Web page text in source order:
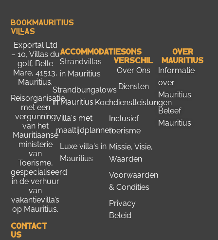
Bookmauritius
Villas
Exportal Ltd
– 10, Villas du
golf, Belle
Mare, 41513,
Mauritius.
Reisorganisatie
met een
vergunning
van het
Mauritiaanse
ministerie
van
Toerisme,
gespecialiseerd
in de verhuur
van
vakantievilla’s
op Mauritius.
Contact
Us
Accommodaties
Strandvillas
in Mauritius
Strandbungalows
in Mauritius
Villa's met
maaltijdplannen
Luxe villa's in
Mauritius
Ons
Verschil
Over Ons
Diensten
Kochdienstleistungen
Inclusief
toerisme
Missie, Visie,
Waarden
Voorwaarden
& Condities
Privacy
Beleid
Over
Mauritius
Informatie
over
Mauritius
Beleef
Mauritius